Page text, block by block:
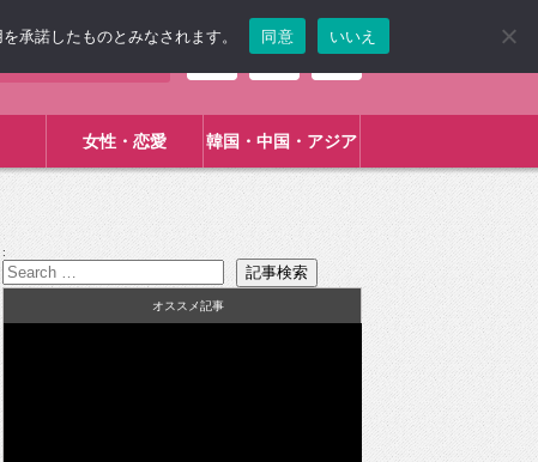
女性・恋愛 韓国・中国・アジア
:
オススメ記事
承諾したものとみなされます。 同意 いいえ